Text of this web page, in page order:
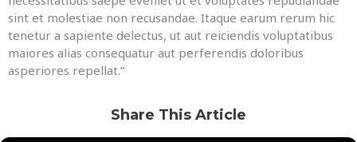
sint et molestiae non recusandae. Itaque earum rerum hic
tenetur a sapiente delectus, ut aut reiciendis voluptatibus
maiores alias consequatur aut perferendis doloribus
asperiores repellat.”
Share This Article